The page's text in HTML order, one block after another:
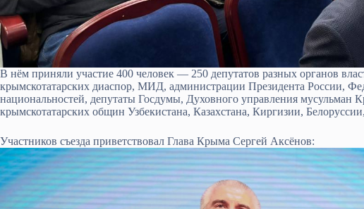
В нём приняли участие 400 человек — 250 депутатов разных органов
крымскотатарских диаспор, МИД, администрации Президента России,
национальностей, депутаты Госдумы, Духовного управления мусульман
крымскотатарских общин Узбекистана, Казахстана, Киргизии,
Участников съезда приветствовал Глава Крыма Сергей Аксёнов: